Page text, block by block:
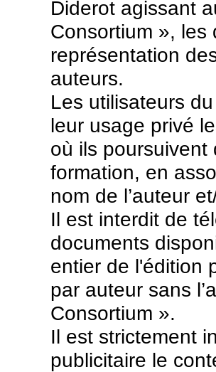
Diderot agissant
Consortium », les
représentation
auteurs.
Les utilisateurs
leur usage privé
où ils
formation, en
nom de l’auteur
Il est interdit de
documents
entier de l'édition
par auteur sans
Consortium ».
Il est strictement
publicitaire le